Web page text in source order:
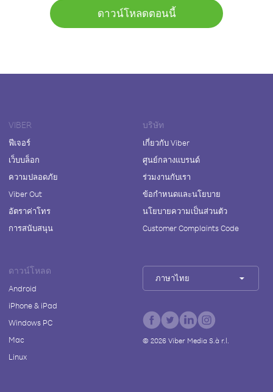
ดาวน์โหลดตอนนี้
VIBER
ฟีเจอร์
เว็บบล็อก
ความปลอดภัย
Viber Out
อัตราค่าโทร
การสนับสนุน
บริษัท
เกี่ยวกับ Viber
ศูนย์กลางแบรนด์
ร่วมงานกับเรา
ข้อกำหนดและนโยบาย
นโยบายความเป็นส่วนตัว
Customer Complaints Code
ดาวน์โหลด
Android
iPhone & iPad
Windows PC
Mac
Linux
ภาษาไทย
© 2026Viber Media S.à r.l.